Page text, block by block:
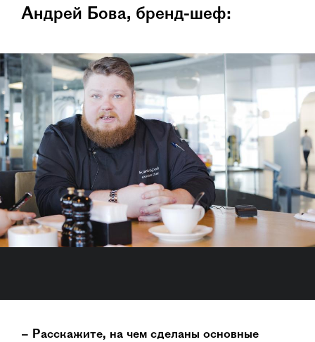
Андрей Бова, бренд-шеф:
– Расскажите, на чем сделаны основные